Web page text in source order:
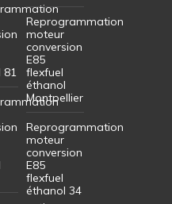
81
Reprogrammation
moteur
conversion
E85
flexfuel
éthanol
Montpellier
Reprogrammation
moteur
conversion
E85
flexfuel
éthanol 34